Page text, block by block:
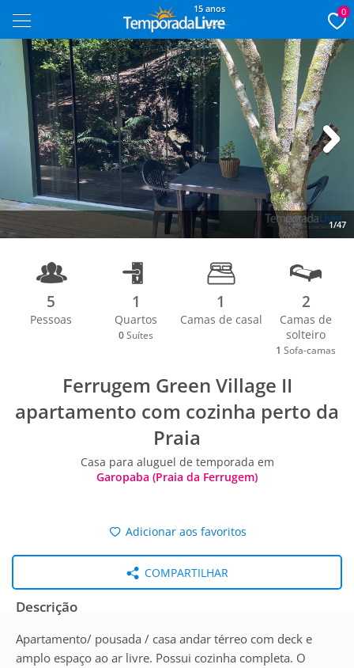
15 anos 0
1/47
5
Pessoas
1
Quartos
0 Suítes
1
Camas de casal
2
Camas de
solteiro
1 Sofa-camas
Ferrugem Green Village II
apartamento com cozinha perto da
Praia
Casa para aluguel de temporada em
Garopaba (Praia da Ferrugem)
Adicionar aos favoritos
COMPARTILHAR
Descrição
Apartamento/ pousada / casa andar térreo com deck e
amplo espaço ao ar livre. Possui cozinha completa. O